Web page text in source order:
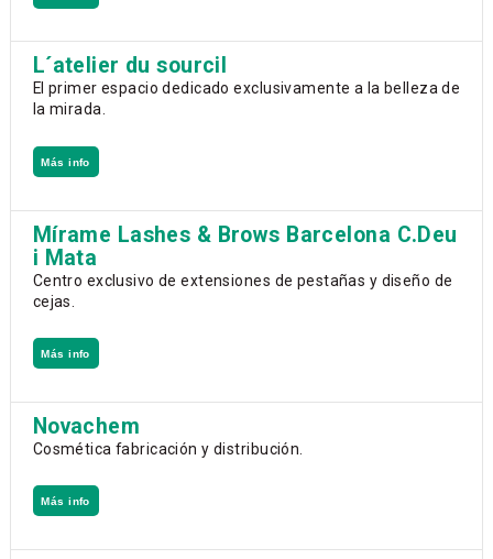
L´atelier du sourcil
El primer espacio dedicado exclusivamente a la belleza de
la mirada.
Más info
Mírame Lashes & Brows Barcelona C.Deu
i Mata
Centro exclusivo de extensiones de pestañas y diseño de
cejas.
Más info
Novachem
Cosmética fabricación y distribución.
Más info